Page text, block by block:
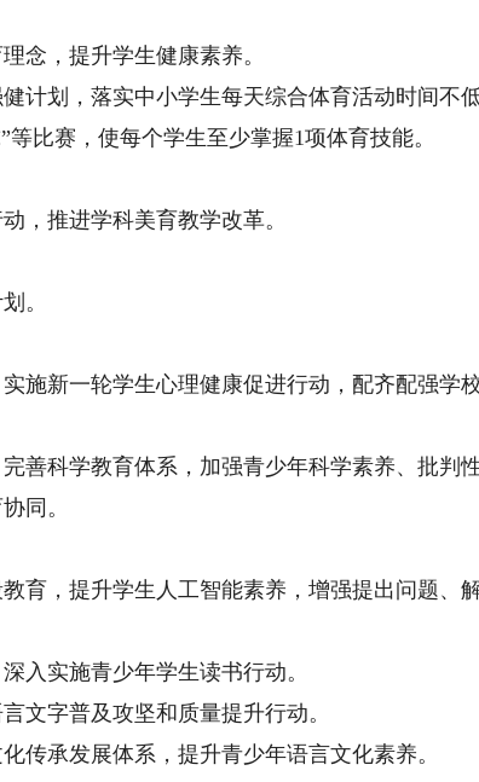
，提升学生健康素养。
划，落实中小学生每天综合体育活动时间不
等比赛，使每个学生至少掌握1项体育技能。
推进学科美育教学改革。
。
新一轮学生心理健康促进行动，配齐配强学校
科学教育体系，加强青少年科学素养、批判性
同。
，提升学生人工智能素养，增强提出问题、解
实施青少年学生读书行动。
字普及攻坚和质量提升行动。
承发展体系，提升青少年语言文化素养。